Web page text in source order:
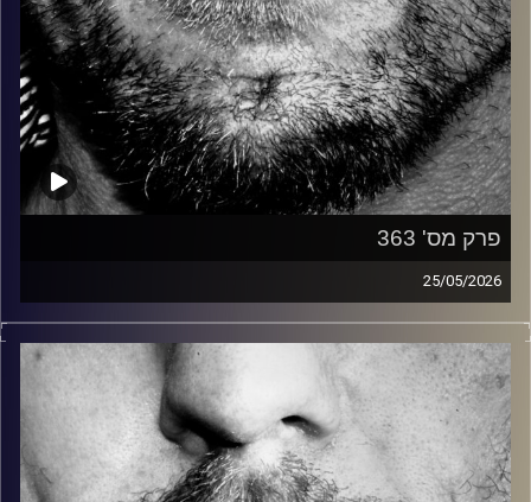
פרק מס' 363
25/05/2026
זיפים, מוזיקה מחוספסת של הופעות חיות. הרבה ג'אם, רוק,
בלוז, bluegrass, ג'אז, Fאנק, פרוגרסיב ואפילו אלקטרוניקה.
כל מה שחי, אמיתי ונושם.
עם שמוליק רגב.
קרדיט תמונות: David Goehring